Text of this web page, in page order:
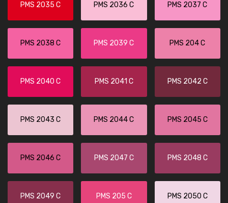
PMS 2035 C PMS 2036 C PMS 2037 C
PMS 2038 C PMS 2039 C PMS 204 C
PMS 2040 C PMS 2041 C PMS 2042 C
PMS 2043 C PMS 2044 C PMS 2045 C
PMS 2046 C PMS 2047 C PMS 2048 C
PMS 2049 C PMS 205 C PMS 2050 C